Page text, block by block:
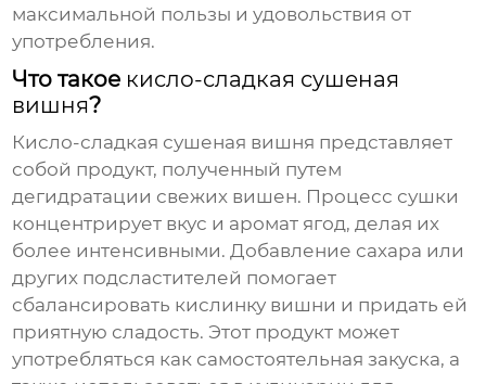
максимальной пользы и удовольствия от
употребления.
Что такое кисло-сладкая сушеная
вишня?
Кисло-сладкая сушеная вишня представляет
собой продукт, полученный путем
дегидратации свежих вишен. Процесс сушки
концентрирует вкус и аромат ягод, делая их
более интенсивными. Добавление сахара или
других подсластителей помогает
сбалансировать кислинку вишни и придать ей
приятную сладость. Этот продукт может
употребляться как самостоятельная закуска, а